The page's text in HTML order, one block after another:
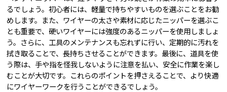
るでしょう。初心者には、軽量で持ちやすいものを選ぶことをお勧
めします。また、ワイヤーの太さや素材に応じたニッパーを選ぶこ
とも重要で、硬いワイヤーには強度のあるニッパーを使用しましょ
う。さらに、工具のメンテナンスも忘れずに行い、定期的に汚れを
拭き取ることで、長持ちさせることができます。最後に、道具を使
う際は、手や指を怪我しないように注意を払い、安全に作業を楽し
むことが大切です。これらのポイントを押さえることで、より快適
にワイヤーワークを行うことができるでしょう。